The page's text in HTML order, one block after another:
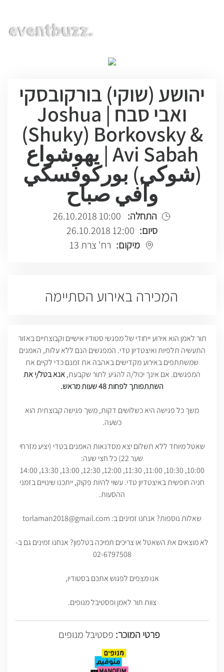
יהושע (שוקי) בורקובסקי
ואבי סבח | Joshua
(Shuky) Borkovsky &
Avi Sabah | يهوشواع
(شوكي) بوركوفسكي
وآفي صباح
התחלה: 10:00 26.10.2018
סיום: 12:00 26.10.2018
מיקום: רח' צרת 13
המכירה באירוע הסתיימה
תור לאמן הוא אירוע ייחודי של מפגשי סטודיו אישיים וקבוצתיים באזור
התעשיה תלפיות ואיצטדיון טדי. המפגשים הנם ללא עלות, האמנים
שמשתתפים באירוע מקדישים באהבה את זמנם כדי לקיים את
המפגשים. אם אינך יכול/ה להגיע לתור שקבעת,אנא בטל/י את
השתתפותך לפחות 48 שעות מראש.
משך כל פגישה היא כשלושים דקות, משך פגישה קבוצתית הוא
כשעה.
שאטל מיוחד ללא תשלום יצא מסדנאות האמנים בטדי (יציע מזרחי
שער 22) כל חצי שעה:
10:00, 10:30, 11:00, 11:30, 12:00, 12:30, 13:00, 13:30, 14:00
חניה חופשית באיצטדיון טדי. עשוי להיות פקוק, ייתכנו שינויים בזמני
ההסעות.
שאלות נוספות? אנחנו זמינים ב: torlaman2018@gmail.com
לא מוצאים את השאטל או צריכים תמיכה בטלפון? אנחנו זמינים גם ב-
02-6797508
אנו מצפים לפגוש אתכם בסטודיו,
צוות תור לאמן ופסטיבל מנופים.
פרטי המוכר: פסטיבל מנופים